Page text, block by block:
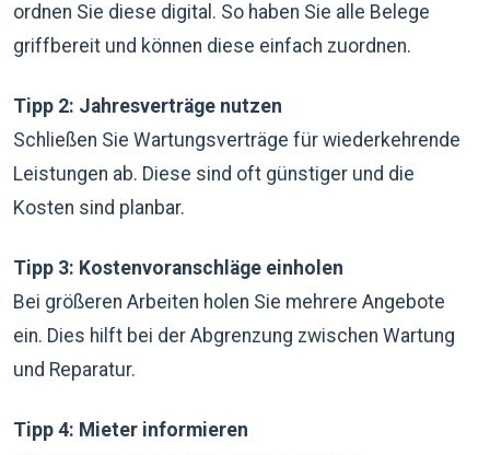
ordnen Sie diese digital. So haben Sie alle Belege
griffbereit und können diese einfach zuordnen.
Tipp 2: Jahresverträge nutzen
Schließen Sie Wartungsverträge für wiederkehrende
Leistungen ab. Diese sind oft günstiger und die
Kosten sind planbar.
Tipp 3: Kostenvoranschläge einholen
Bei größeren Arbeiten holen Sie mehrere Angebote
ein. Dies hilft bei der Abgrenzung zwischen Wartung
und Reparatur.
Tipp 4: Mieter informieren